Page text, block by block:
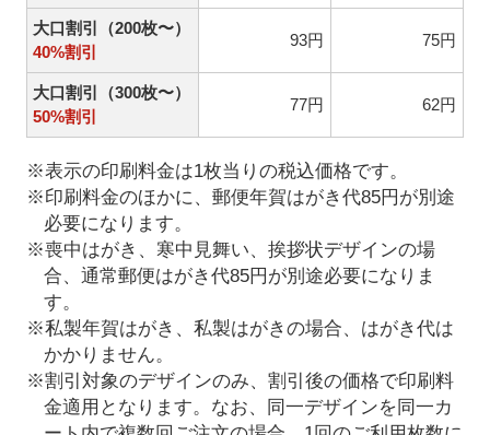
大口割引（200枚〜）
40%割引
93円 75円
大口割引（300枚〜）
50%割引
77円 62円
※表示の印刷料金は1枚当りの税込価格です。
※印刷料金のほかに、郵便年賀はがき代85円が別途
必要になります。
※喪中はがき、寒中見舞い、挨拶状デザインの場
合、通常郵便はがき代85円が別途必要になりま
す。
※私製年賀はがき、私製はがきの場合、はがき代は
かかりません。
※割引対象のデザインのみ、割引後の価格で印刷料
金適用となります。なお、同一デザインを同一カ